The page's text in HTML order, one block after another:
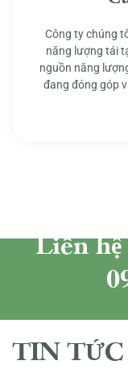
Công ty chúng
năng lượng tái
nguồn năng
đang đóng góp
Liên
TIN TỨC